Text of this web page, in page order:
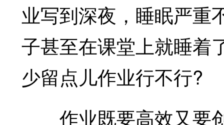
业写到深夜，睡眠严重
子甚至在课堂上就睡着
少留点儿作业行不行?
作业既要高效又要